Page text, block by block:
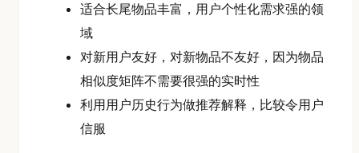
适合长尾物品丰富，用户个性化需求强的领
域
对新用户友好，对新物品不友好，因为物品
相似度矩阵不需要很强的实时性
利用用户历史行为做推荐解释，比较令用户
信服